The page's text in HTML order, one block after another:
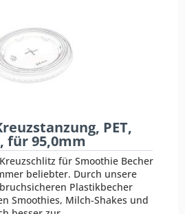
PET,
für 95,0mm
für Smoothie Becher
beliebter. Durch unsere
Plastikbecher
Smoothies, Milch-Shakes und